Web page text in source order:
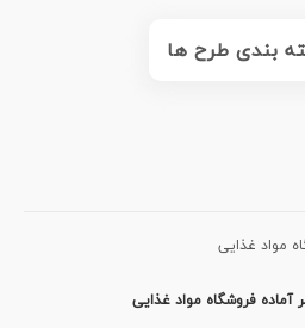
بندی طرح ها
مواد غذایی
آماده فروشگاه مواد غذایی